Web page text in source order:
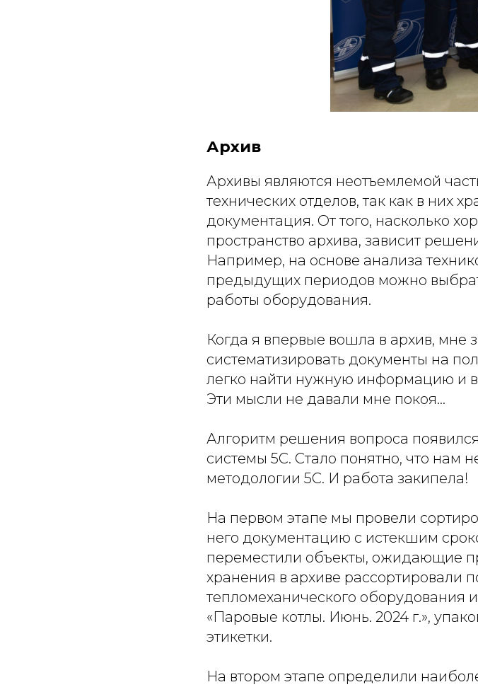
Архив
Архивы являются неотъемлемой
технических отделов, так как в них
документация. От того, насколько
пространство архива, зависит
Например, на основе анализа
предыдущих периодов можно
работы оборудования.
Когда я впервые вошла в архив, мне
систематизировать документы на
легко найти нужную информацию и
Эти мысли не давали мне покоя…
Алгоритм решения вопроса
системы 5С. Стало понятно, что нам
методологии 5С. И работа закипела!
На первом этапе мы провели
него документацию с истекшим
переместили объекты, ожидающие
хранения в архиве рассортировали
тепломеханического оборудования
«Паровые котлы. Июнь. 2024 г.»,
этикетки.
На втором этапе определили